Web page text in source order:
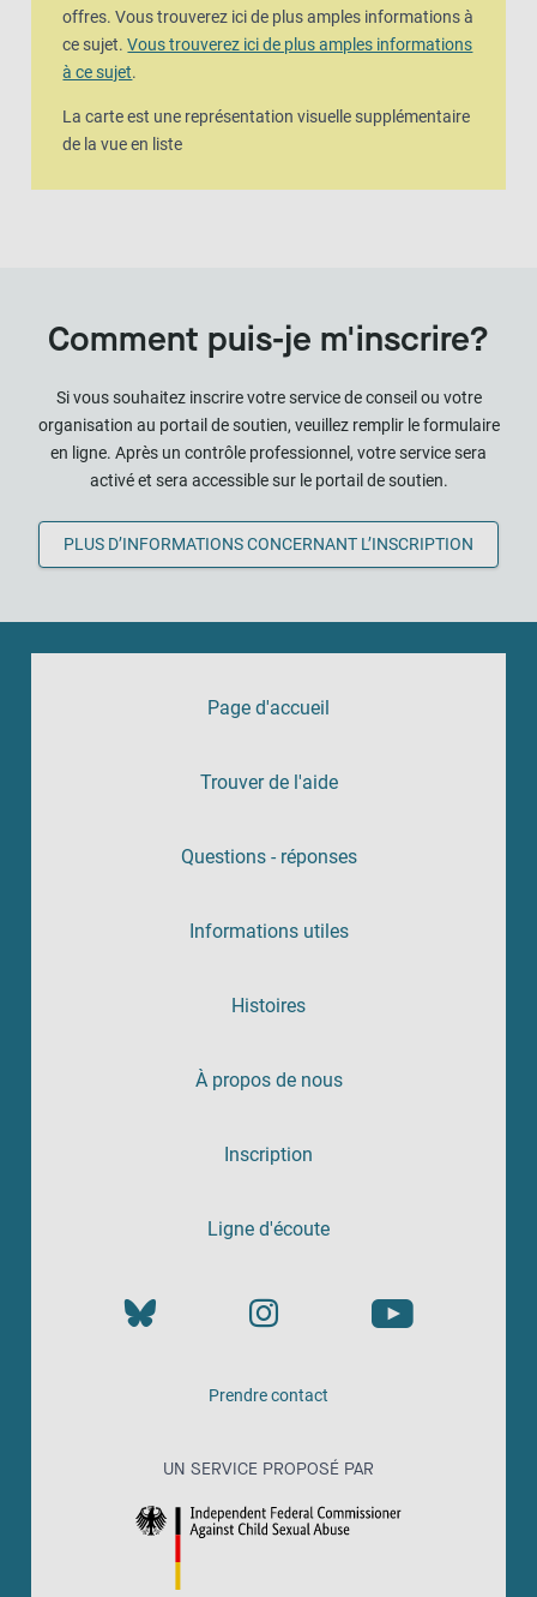
offres. Vous trouverez ici de plus amples informations à
ce sujet.Vous trouverez ici de plus amples informations
à ce sujet.
La carte est une représentation visuelle supplémentaire
de la vue en liste
Comment puis-je m'inscrire?
Si vous souhaitez inscrire votre service de conseil ou votre
organisation au portail de soutien, veuillez remplir le formulaire
en ligne. Après un contrôle professionnel, votre service sera
activé et sera accessible sur le portail de soutien.
PLUS D’INFORMATIONS CONCERNANT L’INSCRIPTION
Page d'accueil
Trouver de l'aide
Questions - réponses
Informations utiles
Histoires
À propos de nous
Inscription
Ligne d'écoute
Prendre contact
UN SERVICE PROPOSÉ PAR